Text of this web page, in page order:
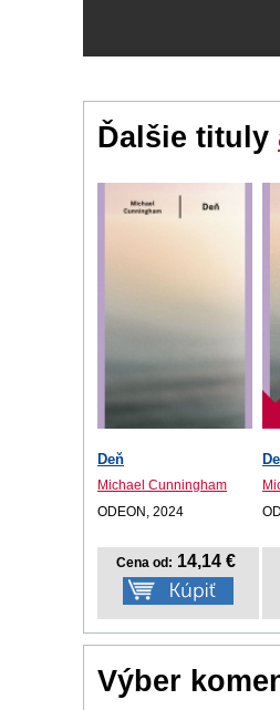
Ďalšie tituly
Deň
Michael Cunningham
ODEON, 2024
Cena od: 14,14 €
Výber